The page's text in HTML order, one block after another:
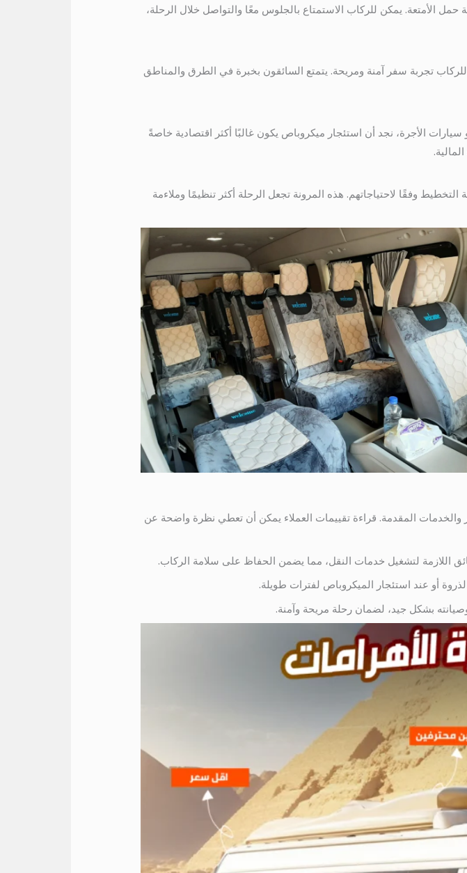
مع إمكانية حمل الأمتعة. يمكن للركاب الاستمتاع بالجلوس معًا والتواصل خلال الرحلة،
تجربة سفر آمنة ومريحة. يتمتع السائقون بخبرة في الطرق والمناطق
الأجرة، نجد أن استئجار ميكروباص يكون غالبًا أكثر اقتصادية خاصةً
وفقًا لاحتياجاتهم. هذه المرونة تجعل الرحلة أكثر تنظيمًا وملاءمة
والخدمات المقدمة. قراءة تقييمات العملاء يمكن أن تعطي نظرة واضحة عن
اللازمة لتشغيل خدمات النقل، مما يضمن الحفاظ على سلامة الركاب.
أو عند استئجار الميكروباص لفترات طويلة.
بشكل جيد، لضمان رحلة مريحة وآمنة.